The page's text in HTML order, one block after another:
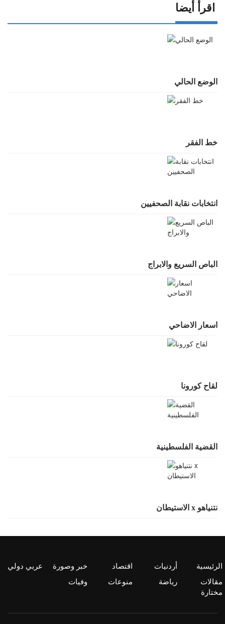
اقرأ أيضا
الوضع الحالي
خط الفقر
انتخابات نقابة الصحفيين
الباص السريع والابراج
اسعار الاضاحي
لقاح كورونا
القضية الفلسطينية
نتنياهو x الاستيطان
الرئيسية أردنيات اقتصاد خبر وصورة
عربي دولي
مقالات
مختارة
رياضة منوعات وفيات